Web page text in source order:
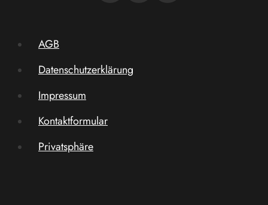
AGB
Datenschutzerklärung
Impressum
Kontaktformular
Privatsphäre